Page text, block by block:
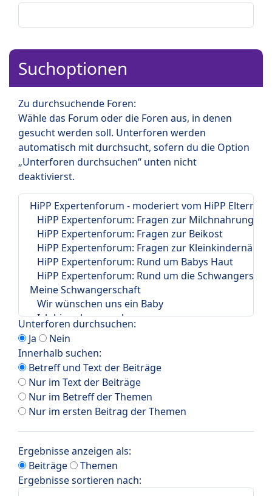
Suchoptionen
Zu durchsuchende Foren:
Wähle das Forum oder die Foren aus, in denen
gesucht werden soll. Unterforen werden
automatisch mit durchsucht, sofern du die Option
„Unterforen durchsuchen“ unten nicht
deaktivierst.
Unterforen durchsuchen:
Ja
Nein
Innerhalb suchen:
Betreff und Text der Beiträge
Nur im Text der Beiträge
Nur im Betreff der Themen
Nur im ersten Beitrag der Themen
Ergebnisse anzeigen als:
Beiträge
Themen
Ergebnisse sortieren nach: